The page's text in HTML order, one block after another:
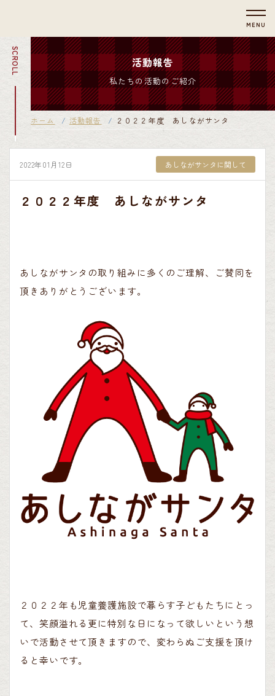
MENU
SCROLL 活動報告
私たちの活動のご紹介
ホーム 活動報告 ２０２２年度 あしながサンタ
2022年01月12日 あしながサンタに関して
２０２２年度 あしながサンタ
あしながサンタの取り組みに多くのご理解、ご賛同を
頂きありがとうございます。
２０２２年も児童養護施設で暮らす子どもたちにとっ
て、笑顔溢れる更に特別な日になって欲しいという想
いで活動させて頂きますので、変わらぬご支援を頂け
ると幸いです。